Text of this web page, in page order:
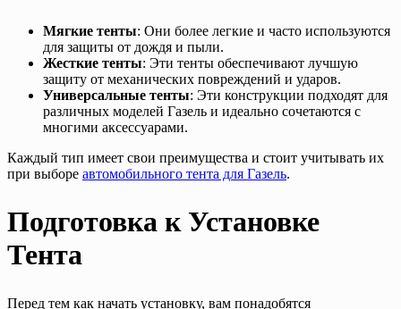
Мягкие тенты: Они более легкие и часто используются
для защиты от дождя и пыли.
Жесткие тенты: Эти тенты обеспечивают лучшую
защиту от механических повреждений и ударов.
Универсальные тенты: Эти конструкции подходят для
различных моделей Газель и идеально сочетаются с
многими аксессуарами.
Каждый тип имеет свои преимущества и стоит учитывать их
при выборе автомобильного тента для Газель.
Подготовка к Установке
Тента
Перед тем как начать установку, вам понадобятся